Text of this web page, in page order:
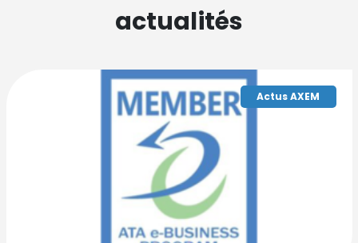
actualités
Actus AXEM